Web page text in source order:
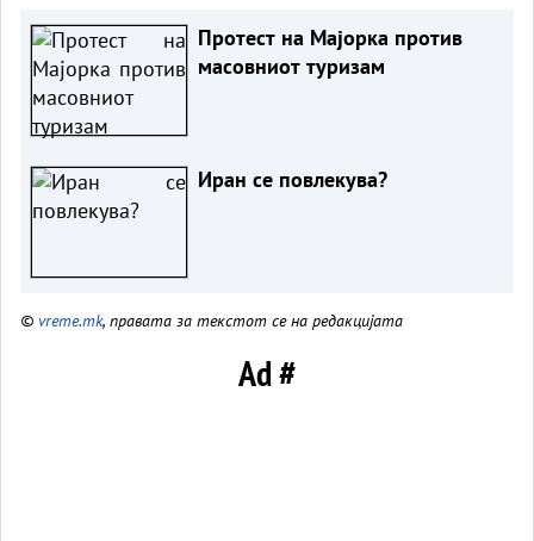
Протест на Мајорка против
масовниот туризам
Иран се повлекува?
© vreme.mk, правата за текстот се на редакцијата
Ad #